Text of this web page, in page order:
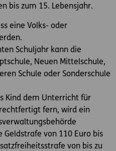
bis zum 15. Lebensjahr.
eine Volks- oder
Schuljahr kann die
Neuen Mittelschule,
Schule oder Sonderschule
Kind dem Unterricht für
fern, wird ein
von 110 Euro bis
von bis zu